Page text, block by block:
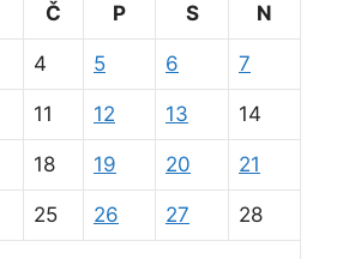
Č P S N
4 5 6 7
11 12 13 14
18 19 20 21
25 26 27 28